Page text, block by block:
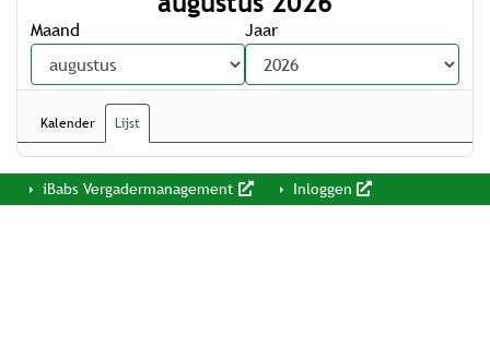
Maand Jaar
Kalender Lijst
iBabs Vergadermanagement Inloggen